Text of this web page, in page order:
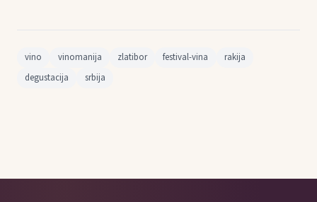
vino vinomanija zlatibor festival-vina
rakija
degustacija
srbija